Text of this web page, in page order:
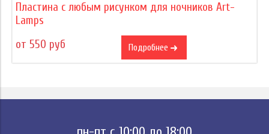
Пластина с любым рисунком для ночников Art-
Lamps
от 550 руб
Подробнее